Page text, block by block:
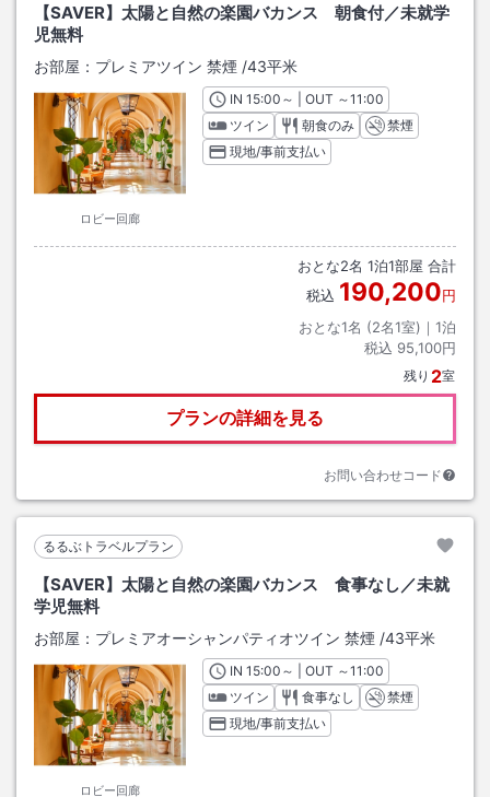
【SAVER】太陽と自然の楽園バカンス 朝食付／未就学
児無料
お部屋： プレミアツイン 禁煙 /43平米
ロビー回廊
INチェックイン
15:00 ～ | OUT チェックアウト
～11:00
ツイン
朝食のみ
禁煙
現地/事前支払い
おとな2名 1泊1部屋 合計
税込 190,200円
おとな1名 (2名1室)｜ 1泊
税込 95,100円
残り 2室
プランの詳細を見る
お問い合わせコード
るるぶトラベルプラン
【SAVER】太陽と自然の楽園バカンス 食事なし／未就
学児無料
お部屋： プレミアオーシャンパティオツイン 禁煙 /43平米
ロビー回廊
INチェックイン
15:00 ～ | OUT チェックアウト
～11:00
ツイン
食事なし
禁煙
現地/事前支払い